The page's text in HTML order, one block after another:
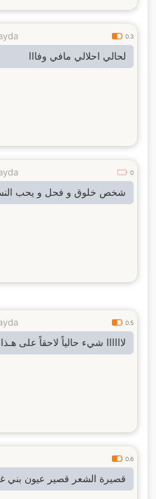
0.3
لحالي احلالي مافي وفااا
0
شخص خلوق و فحل و يحب
0.5
لاااااا شيء حالياً لاحقاً على
0.6
قصيرة الشعر قصير عيون بني